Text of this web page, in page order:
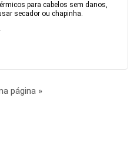
para cabelos sem danos,
secador ou chapinha.
página »